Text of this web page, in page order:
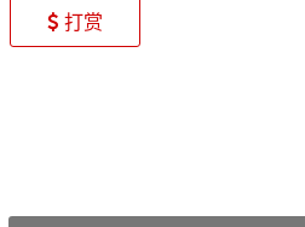
打赏